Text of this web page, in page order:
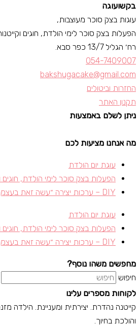
בקשועוגה
עוגות בצק סוכר מעוצבות,
הפעלות בצק סוכר לימי הולדת, חוגים
רח׳ הגליל 13/7 כפר סבא.
054-7409007
bakshugacake@gmail.com
החזרות וביטולים
תקנון האתר
ניתן לשלם באמצעות
מה אנחנו מציעות לכם
עוגת יום הולדת
הפעלות בצק סוכר לימי הולדת, חוגים
DIY – ערכות יצירה ״עשה זאת בעצמך״
עוגת יום הולדת
הפעלות בצק סוכר לימי הולדת, חוגים
DIY – ערכות יצירה ״עשה זאת בעצמך״
מחפשים משהו נוסף?
חיפוש
לקוחות מספרים עלינו
קייטנה נהדרת. יצירתית ומעניינת. הילדה
והולכת בחיוך.